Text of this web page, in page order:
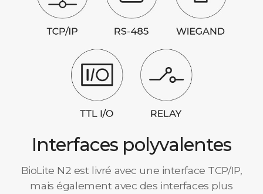
Interfaces polyvalentes
BioLite N2 est livré avec une interface TCP/IP,
mais également avec des interfaces plus